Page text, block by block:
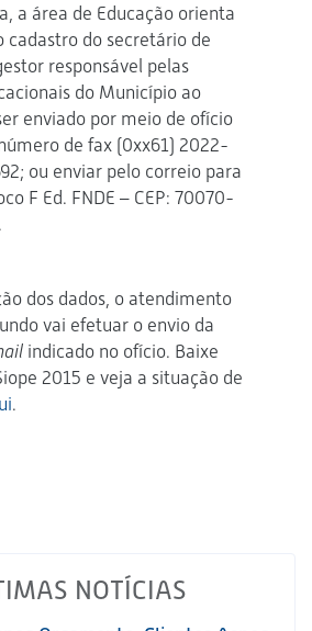
a área de Educação orienta
cadastro do secretário de
responsável pelas
do Município ao
enviado por meio de ofício
de fax (0xx61) 2022-
ou enviar pelo correio para
F Ed. FNDE – CEP: 70070-
dos dados, o atendimento
vai efetuar o envio da
indicado no ofício. Baixe
2015 e veja a situação de
.
NOTÍCIAS